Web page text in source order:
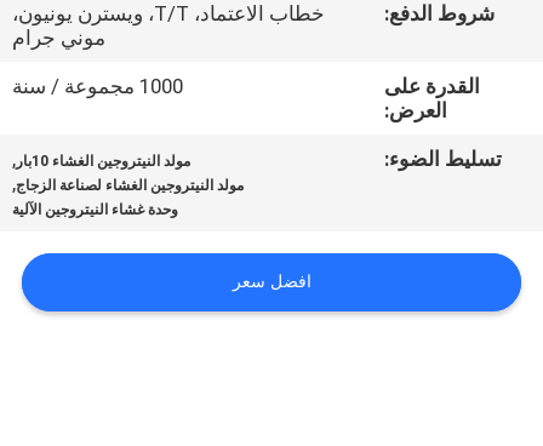
القضايا
عرض
أسعار
شروط الدفع:
خطاب الاعتماد، T/T، ويسترن يونيون،
موني جرام
القدرة على
العرض:
1000 مجموعة / سنة
تسليط الضوء: مولد النيتروجين الغشاء 10بار ,
مولد النيتروجين الغشاء لصناعة الزجاج,
وحدة غشاء النيتروجين الآلية
افضل سعر